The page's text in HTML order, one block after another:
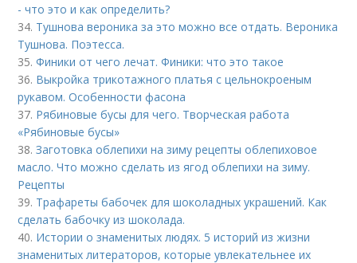
- что это и как определить?
34. Тушнова вероника за это можно все отдать. Вероника
Тушнова. Поэтесса.
35.Финики от чего лечат. Финики: что это такое
36. Выкройка трикотажного платья с цельнокроеным
рукавом. Особенности фасона
37. Рябиновые бусы для чего. Творческая работа
«Рябиновые бусы»
38.Заготовка облепихи на зиму рецепты облепиховое
масло. Что можно сделать из ягод облепихи на зиму.
Рецепты
39. Трафареты бабочек для шоколадных украшений. Как
сделать бабочку из шоколада.
40. Истории о знаменитых людях. 5 историй из жизни
знаменитых литераторов, которые увлекательнее их